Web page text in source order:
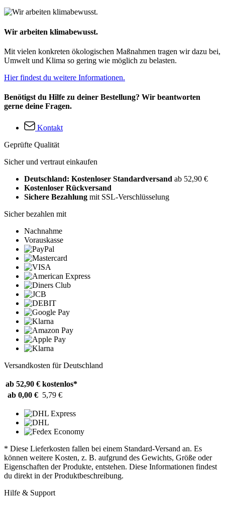
Wir arbeiten klimabewusst.
Mit vielen konkreten ökologischen Maßnahmen tragen wir dazu bei,
Umwelt und Klima so gering wie möglich zu belasten.
Hier findest du weitere Informationen.
Benötigst du Hilfe zu deiner Bestellung? Wir beantworten
gerne deine Fragen.
Kontakt
Geprüfte Qualität
Sicher und vertraut einkaufen
Deutschland: Kostenloser Standardversand ab 52,90 €
Kostenloser Rückversand
Sichere Bezahlung mit SSL-Verschlüsselung
Sicher bezahlen mit
Nachnahme
Vorauskasse
Versandkosten für Deutschland
ab 52,90 € kostenlos*
ab 0,00 € 5,79 €
* Diese Lieferkosten fallen bei einem Standard-Versand an. Es
können weitere Kosten, z. B. aufgrund des Gewichts, Größe oder
Eigenschaften der Produkte, entstehen. Diese Informationen findest
du direkt in der Produktbeschreibung.
Hilfe & Support